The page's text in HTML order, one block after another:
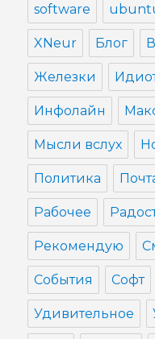
software
XNeur Блог
Железки
Инфолайн
Мысли вслух
Политика
Рабочее
Рекомендую
События Софт
Удивительное